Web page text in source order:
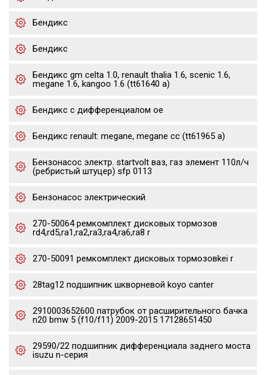
Бендикс
Бендикс
Бендикс gm celta 1.0, renault thalia 1.6, scenic 1.6,
megane 1.6, kangoo 1.6 (tt61640 a)
Бендикс с дифференциалом oe
Бендикс renault: megane, megane cc (tt61965 a)
Бензонасос электр. startvolt ваз, газ элемент 110л/ч
(ребристый штуцер) sfp 0113
Бензонасос электрический
270-50064 ремкомплект дисковых тормозов
rd4,rd5,ra1,ra2,ra3,ra4,ra6,ra8 r
270-50091 ремкомплект дисковых тормозовkei r
28tag12 подшипник шкворневой koyo canter
2910003652600 патрубок от расширительного бачка
n20 bmw 5 (f10/f11) 2009-2015 17128651450
29590/22 подшипник дифференциала заднего моста
isuzu n-серия